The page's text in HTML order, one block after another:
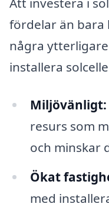
fördelar än bara
några
installera
Miljövänligt:
resurs som
och minskar
Ökat
med